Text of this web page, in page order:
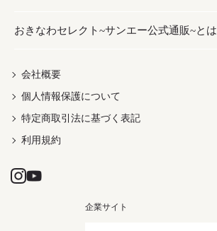
だし／スパイス／島唐辛子
おつまみ
紅芋
ドリンク
茶葉
ヘアケア
UVケア
レディース
沖縄ファッション
伝統工芸品
おきなわセレクト~サンエー公式通販~とは
会社概要
個人情報保護について
特定商取引法に基づく表記
利用規約
企業サイト